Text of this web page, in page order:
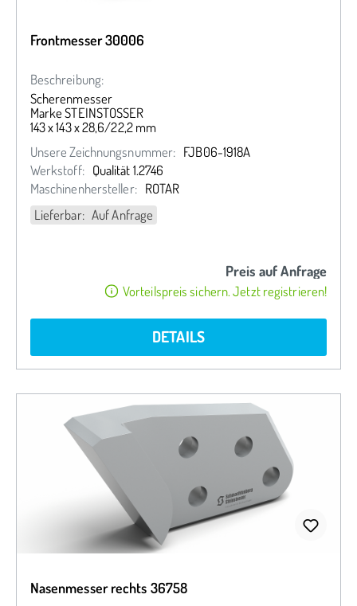
Frontmesser 30006
Beschreibung:
Scherenmesser
Marke STEINSTOSSER
143 x 143 x 28,6/22,2 mm
Unsere Zeichnungsnummer: FJB06-1918A
Werkstoff: Qualität 1.2746
Maschinenhersteller: ROTAR
Lieferbar: Auf Anfrage
Preis auf Anfrage
Vorteilspreis sichern. Jetzt registrieren!
DETAILS
Nasenmesser rechts 36758